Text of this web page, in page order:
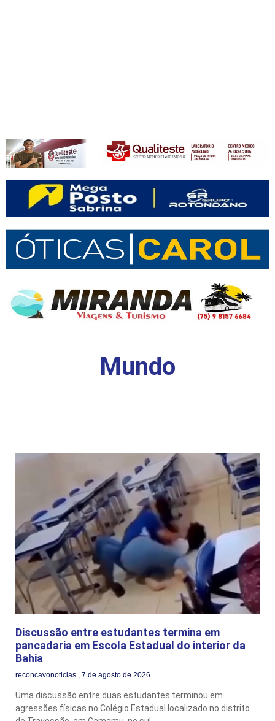
Mundo
Discussão entre estudantes termina em
pancadaria em Escola Estadual do interior da
Bahia
reconcavonoticias 7 de agosto de 2026
Uma discussão entre duas estudantes terminou em
agressões físicas no Colégio Estadual localizado no distrito